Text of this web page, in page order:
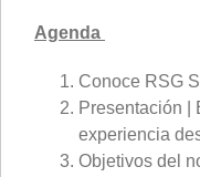
Agenda
Conoce RSG
Presentación |
experiencia
Objetivos del